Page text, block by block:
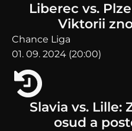
Liberec vs.
Viktorii
Chance Liga
01. 09. 2024 (20:00)
Slavia vs. Lille:
osud a